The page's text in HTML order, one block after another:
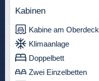
Kabinen
Kabine am Oberdeck
Klimaanlage
Doppelbett
Zwei Einzelbetten